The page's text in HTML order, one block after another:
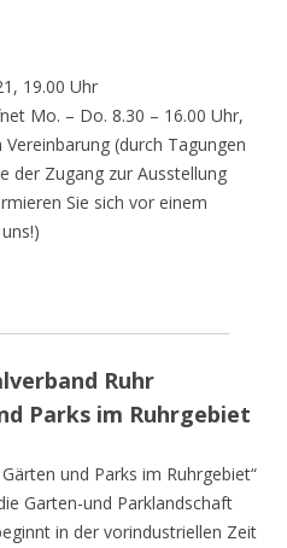
19.00 Uhr
Mo. – Do. 8.30 – 16.00 Uhr,
(durch Tagungen
der Zugang zur Ausstellung
Sie sich vor einem
Ruhr
Parks im Ruhrgebiet
und Parks im Ruhrgebiet“
Garten-und Parklandschaft
in der vorindustriellen Zeit